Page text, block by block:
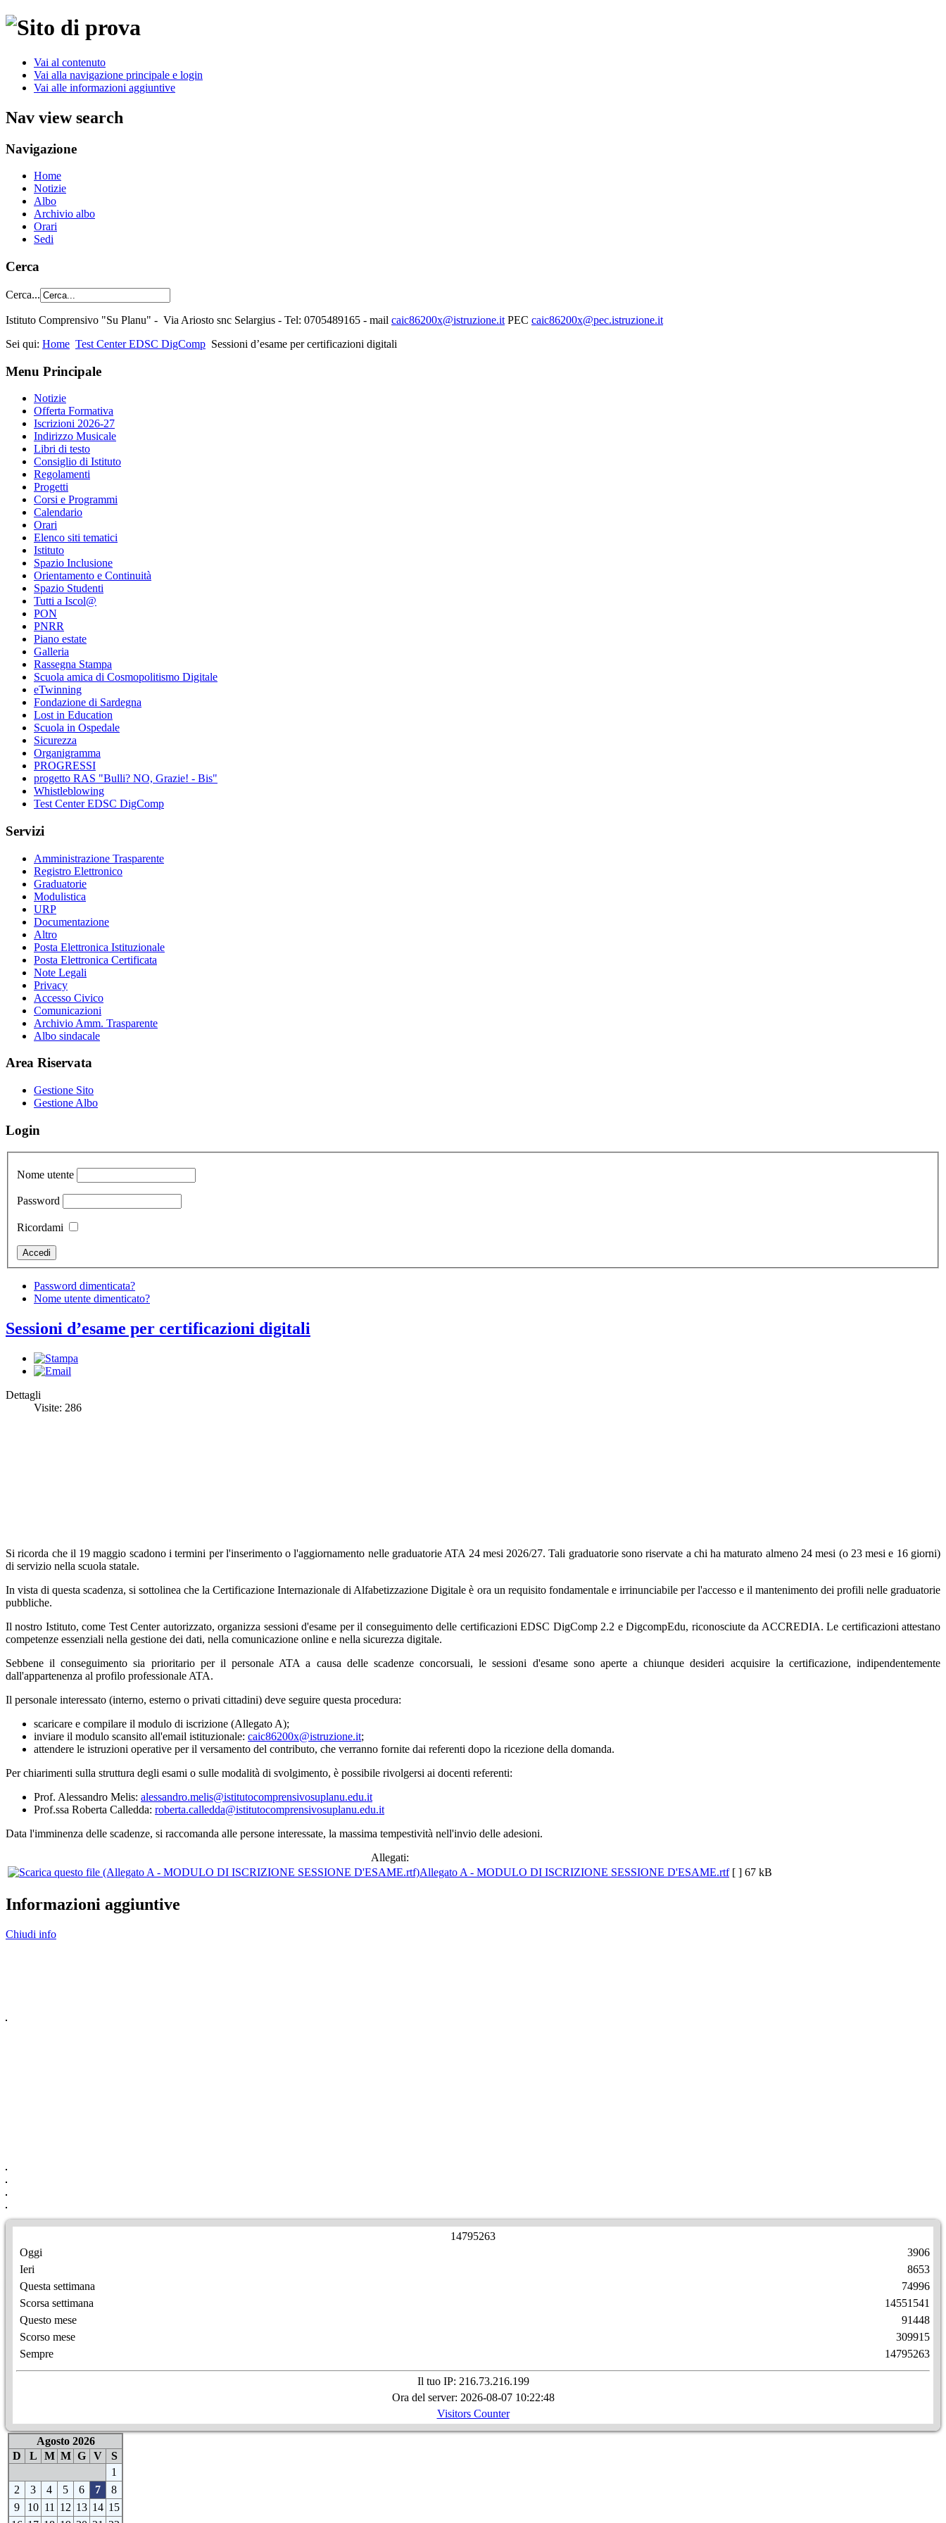
Vai al contenuto
Vai alla navigazione principale e login
Vai alle informazioni aggiuntive
Nav view search
Navigazione
Home
Notizie
Albo
Archivio albo
Orari
Sedi
Cerca
Cerca...
Istituto Comprensivo "Su Planu" - Via Ariosto snc Selargius - Tel: 0705489165 - mail caic86200x@istruzione.it PEC caic86200x@pec.istruzione.it
Sei qui: Home Test Center EDSC DigComp Sessioni d’esame per certificazioni digitali
Menu Principale
Notizie
Offerta Formativa
Iscrizioni 2026-27
Indirizzo Musicale
Libri di testo
Consiglio di Istituto
Regolamenti
Progetti
Corsi e Programmi
Calendario
Orari
Elenco siti tematici
Istituto
Spazio Inclusione
Orientamento e Continuità
Spazio Studenti
Tutti a Iscol@
PON
PNRR
Piano estate
Galleria
Rassegna Stampa
Scuola amica di Cosmopolitismo Digitale
eTwinning
Fondazione di Sardegna
Lost in Education
Scuola in Ospedale
Sicurezza
Organigramma
PROGRESSI
progetto RAS "Bulli? NO, Grazie! - Bis"
Whistleblowing
Test Center EDSC DigComp
Servizi
Amministrazione Trasparente
Registro Elettronico
Graduatorie
Modulistica
URP
Documentazione
Altro
Posta Elettronica Istituzionale
Posta Elettronica Certificata
Note Legali
Privacy
Accesso Civico
Comunicazioni
Archivio Amm. Trasparente
Albo sindacale
Area Riservata
Gestione Sito
Gestione Albo
Login
Nome utente
Password
Ricordami
Password dimenticata?
Nome utente dimenticato?
Sessioni d’esame per certificazioni digitali
Dettagli
Visite: 286
Si ricorda che il 19 maggio scadono i termini per l'inserimento o l'aggiornamento nelle graduatorie ATA 24 mesi 2026/27. Tali graduatorie sono riservate a chi ha maturato almeno 24 mesi (o 23 mesi e 16 giorni)
di servizio nella scuola statale.
In vista di questa scadenza, si sottolinea che la Certificazione Internazionale di Alfabetizzazione Digitale è ora un requisito fondamentale e irrinunciabile per l'accesso e il mantenimento dei profili nelle graduatorie
pubbliche.
Il nostro Istituto, come Test Center autorizzato, organizza sessioni d'esame per il conseguimento delle certificazioni EDSC DigComp 2.2 e DigcompEdu, riconosciute da ACCREDIA. Le certificazioni attestano
competenze essenziali nella gestione dei dati, nella comunicazione online e nella sicurezza digitale.
Sebbene il conseguimento sia prioritario per il personale ATA a causa delle scadenze concorsuali, le sessioni d'esame sono aperte a chiunque desideri acquisire la certificazione, indipendentemente
dall'appartenenza al profilo professionale ATA.
Il personale interessato (interno, esterno o privati cittadini) deve seguire questa procedura:
scaricare e compilare il modulo di iscrizione (Allegato A);
inviare il modulo scansito all'email istituzionale: caic86200x@istruzione.it;
attendere le istruzioni operative per il versamento del contributo, che verranno fornite dai referenti dopo la ricezione della domanda.
Per chiarimenti sulla struttura degli esami o sulle modalità di svolgimento, è possibile rivolgersi ai docenti referenti:
Prof. Alessandro Melis: alessandro.melis@istitutocomprensivosuplanu.edu.it
Prof.ssa Roberta Calledda: roberta.calledda@istitutocomprensivosuplanu.edu.it
Data l'imminenza delle scadenze, si raccomanda alle persone interessate, la massima tempestività nell'invio delle adesioni.
Allegati:
Allegato A - MODULO DI ISCRIZIONE SESSIONE D'ESAME.rtf [ ] 67 kB
Informazioni aggiuntive
Chiudi info
14795263
Oggi
Ieri
Questa settimana
Scorsa settimana
Questo mese
Scorso mese
Sempre
3906
8653
74996
14551541
91448
309915
14795263
Il tuo IP: 216.73.216.199
Ora del server: 2026-08-07 10:22:48
Visitors Counter
Agosto 2026
D
L M M G V
S
1
2
3 4 5 6 7
8
9
10 11 12 13 14 15